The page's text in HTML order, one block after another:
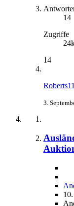
14
Zugriffe
14
Roberts11
3.